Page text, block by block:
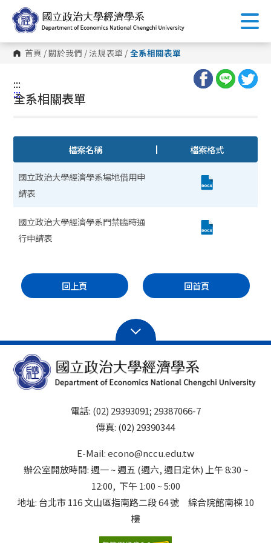
到
主
內
容 首頁 /關於我們 / 法規表單 / 全系相關表單
:::
:::
全系相關表單
檔案名稱 檔案格式
國立政治大學經濟學系場地借用申
請表
國立政治大學經濟學系門禁臨時通
行申請表
回上頁 回首頁
電話: (02) 29393091; 29387066-7
傳真: (02) 29390344
E-Mail: econo@nccu.edu.tw
辦公室開放時間: 週一 ~ 週五 (週六, 週日定休) 上午 8:30 ~
12:00, 下午 1:00 ~ 5:00
地址: 台北市 116 文山區指南路二段 64 號 綜合院館南棟 10
樓